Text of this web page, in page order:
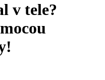
v tele?